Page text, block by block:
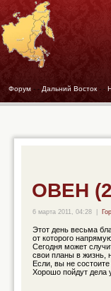
Форум - - Дальний Восток - -
ОВЕН
6 марта 2011, 04:28
Этот день весьма
от которого
Сегодня может
свои планы в жизнь,
Если, вы не
Хорошо пойдут дела